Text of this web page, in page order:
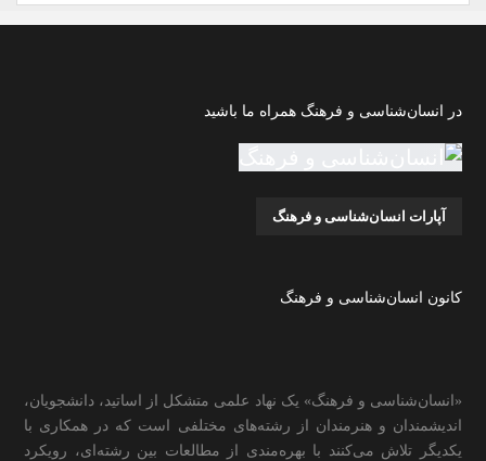
در انسان‌شناسی و فرهنگ همراه ما باشید
آپارات انسان‌شناسی و فرهنگ
کانون انسان‌شناسی و فرهنگ
«انسان‌شناسی و فرهنگ» یک نهاد علمی متشکل از اساتید، دانشجویان،
اندیشمندان و هنرمندان از رشته‌های مختلفی است که در همکاری با
یکدیگر تلاش می‌کنند با بهره‌مندی از مطالعات بین رشته‌ای، رویکرد